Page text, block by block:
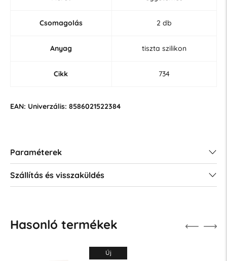
Csomagolás 2 db
Anyag tiszta szilikon
Cikk 734
EAN: Univerzális: 8586021522384
Paraméterek
Szállítás és visszaküldés
Hasonló termékek